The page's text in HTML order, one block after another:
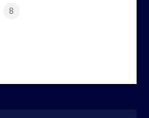
8